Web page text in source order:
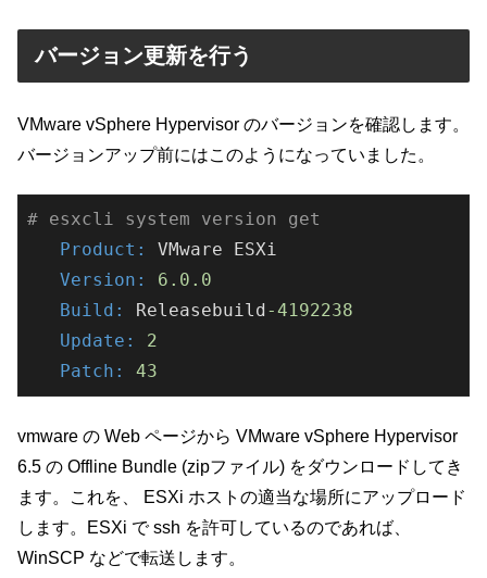
バージョン更新を行う
VMware vSphere Hypervisor のバージョンを確認します。
バージョンアップ前にはこのようになっていました。
# esxcli system version get
   Product:
   Version:
6.0 .0
   Build:
Releasebuild -4192238
   Update:
2
   Patch:
43
vmware の Web ページから VMware vSphere Hypervisor
6.5 の Offline Bundle (zipファイル) をダウンロードしてき
ます。これを、 ESXi ホストの適当な場所にアップロード
します。ESXi で ssh を許可しているのであれば、
WinSCP などで転送します。